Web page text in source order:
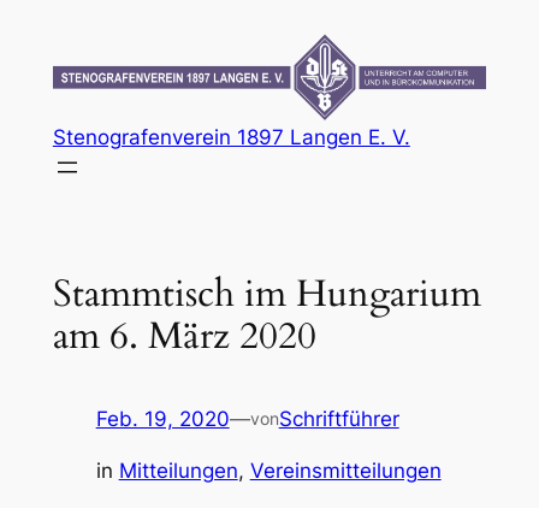
springen
Stenografenverein 1897 Langen E. V.
Stammtisch im Hungarium
am 6. März 2020
Feb. 19, 2020—vonSchriftführer
in Mitteilungen, Vereinsmitteilungen